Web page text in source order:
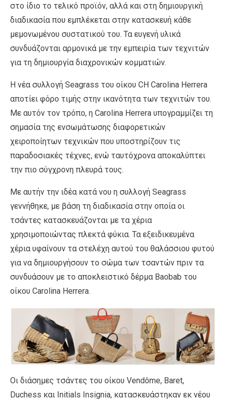
στο ίδιο το τελικό προϊόν, αλλά και στη δημιουργική
διαδικασία που εμπλέκεται στην κατασκευή κάθε
μεμονωμένου συστατικού του. Τα ευγενή υλικά
συνδυάζονται αρμονικά με την εμπειρία των τεχνιτών
για τη δημιουργία διαχρονικών κομματιών.
Η νέα συλλογή Seagrass του οίκου CH Carolina Herrera
αποτίει φόρο τιμής στην ικανότητα των τεχνιτών του.
Με αυτόν τον τρόπο, η Carolina Herrera υπογραμμίζει τη
σημασία της ενσωμάτωσης διαφορετικών
χειροποίητων τεχνικών που υποστηρίζουν τις
παραδοσιακές τέχνες, ενώ ταυτόχρονα αποκαλύπτει
την πιο σύγχρονη πλευρά τους.
Με αυτήν την ιδέα κατά νου η συλλογή Seagrass
γεννήθηκε, με βάση τη διαδικασία στην οποία οι
τσάντες κατασκευάζονται με τα χέρια
χρησιμοποιώντας πλεκτά φύκια. Τα εξειδικευμένα
χέρια υφαίνουν τα στελέχη αυτού του θαλάσσιου φυτού
για να δημιουργήσουν το σώμα των τσαντών πριν τα
συνδυάσουν με το αποκλειστικό δέρμα Baobab του
οίκου Carolina Herrera.
Οι διάσημες τσάντες του οίκου Vendôme, Baret,
Duchess και Initials Insignia, κατασκευάστηκαν εκ νέου